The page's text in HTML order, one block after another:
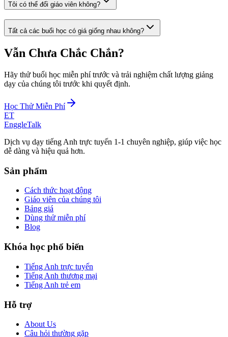
Tôi có thể đổi giáo viên không?
Tất cả các buổi học có giá giống nhau không?
Vẫn Chưa Chắc Chắn?
Hãy thử buổi học miễn phí trước và trải nghiệm chất lượng giảng
dạy của chúng tôi trước khi quyết định.
Học Thử Miễn Phí
ET
EnggleTalk
Dịch vụ dạy tiếng Anh trực tuyến 1-1 chuyên nghiệp, giúp việc học
dễ dàng và hiệu quả hơn.
Sản phẩm
Cách thức hoạt động
Giáo viên của chúng tôi
Bảng giá
Dùng thử miễn phí
Blog
Khóa học phổ biến
Tiếng Anh trực tuyến
Tiếng Anh thương mại
Tiếng Anh trẻ em
Hỗ trợ
About Us
Câu hỏi thường gặp